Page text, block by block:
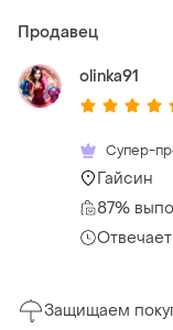
Продавец
olinka91
Супер-
Гайсин
87%
Защищаем